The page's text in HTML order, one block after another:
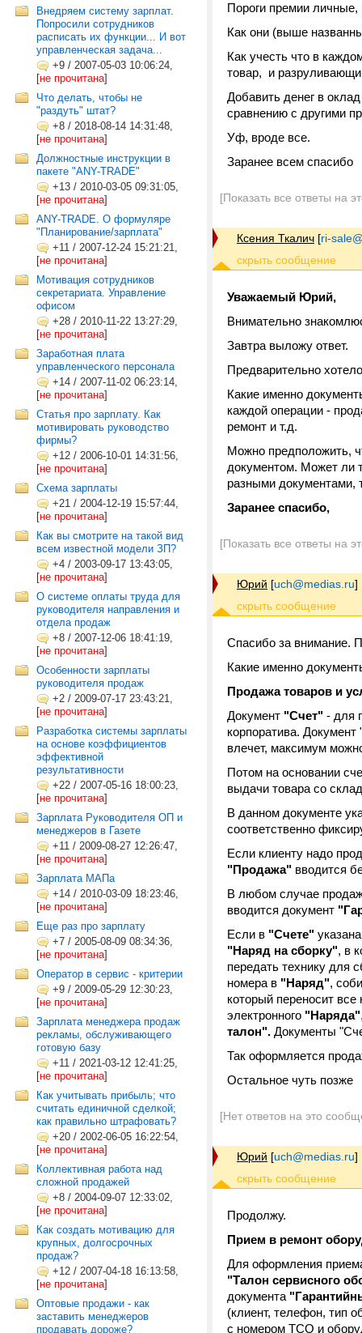
Внедряем систему зарплат.
Попросили сотрудников
расписать их функции... И вот
управленческая задача...
+9 / 2007-05-03 10:06:24,
[не прочитана]
Что делать, чтобы не
"раздуть" штат?
+8 / 2018-08-14 14:31:48,
[не прочитана]
Должностные инструкции в
пакете "ANY-TRADE"
+13 / 2010-03-05 09:31:05,
[не прочитана]
ANY-TRADE. О формуляре
"Планирование/зарплата"
+11 / 2007-12-24 15:21:21,
[не прочитана]
Мотивация сотрудников
секретариата. Управление
офисом
+28 / 2010-11-22 13:27:29,
[не прочитана]
Заработная плата
управленческого персонала
+14 / 2007-11-02 06:23:14,
[не прочитана]
Статья про зарплату. Как
мотивировать руководство
фирмы?
+12 / 2006-10-01 14:31:56,
[не прочитана]
Схема зарплаты
+21 / 2004-12-19 15:57:44,
[не прочитана]
Как вы смотрите на такой вид
всем известной модели ЗП?
+4 / 2003-09-17 13:43:05,
[не прочитана]
О системе оплаты труда для
руководителя направления и
отдела продаж
+8 / 2007-12-06 18:41:19,
[не прочитана]
Особенности зарплаты
руководителя продаж
+2 / 2009-07-17 23:43:21,
[не прочитана]
Разработка системы зарплаты
на основе коэффициентов
эффективной
результативности
+22 / 2007-05-16 18:00:23,
[не прочитана]
Зарплата Руководителя ОП и
менеджеров в Газете
+11 / 2009-08-27 12:26:47,
[не прочитана]
Зарплата МАПа
+14 / 2010-03-09 18:23:46,
[не прочитана]
Еще раз про зарплату
+7 / 2005-08-09 08:34:36,
[не прочитана]
Оператор в сервис - критерии
+9 / 2009-05-29 12:30:23,
[не прочитана]
Зарплата менеджера продаж
рекламы, обслуживающего
готовую базу
+11 / 2021-03-12 12:41:25,
[не прочитана]
Как учитывать прибыль; что
считать единичной сделкой;
как правильно штрафовать?
+20 / 2002-06-05 16:22:54,
[не прочитана]
Коллективная работа над
сложной продажей
+8 / 2004-09-07 12:33:02,
[не прочитана]
Как создать мотивацию для
крупных, долгосрочных
продаж?
+12 / 2007-04-18 16:13:58,
[не прочитана]
Оптовые продажи - как
заставить менеджеров
продавать дороже?
Пороги премии личные,
Как они (выше
Как учесть что в
товар, и
Добавить денег в
сравнению с другими
Уф, вроде все.
Заранее всем спасибо
[Показать все ответы на
Ксения Ткалич [ri-
Уважаемый Юрий,
Внимательно
Завтра выложу ответ.
Предварительно
Какие именно
каждой операции -
ремонт и т.д.
Можно предположить,
документом. Может ли
разными документами,
Заранее спасибо,
[Показать все ответы на
Юрий [uch@medias.ru]
Спасибо за внимание.
Какие именно
Продажа товаров и
Документ "Счет" - для
корпоратива.
влечет, максимум
Потом на основании
выдачи товара со
В данном документе
соответственно
Если клиенту надо
"Продажа" вводится
В любом случае
вводится документ
Если в "Счете"
"Наряд на сборку", в
передать технику для
номера в "Наряд",
который переносит
электронного "Наряда"
талон". Документы
Так оформляется
Остальное чуть позже
[Нет ответов на это
Юрий [uch@medias.ru]
Продолжу.
Прием в ремонт
Для оформления
"Талон сервисного
документа
(клиент, телефон, тип
с номером ТСО и